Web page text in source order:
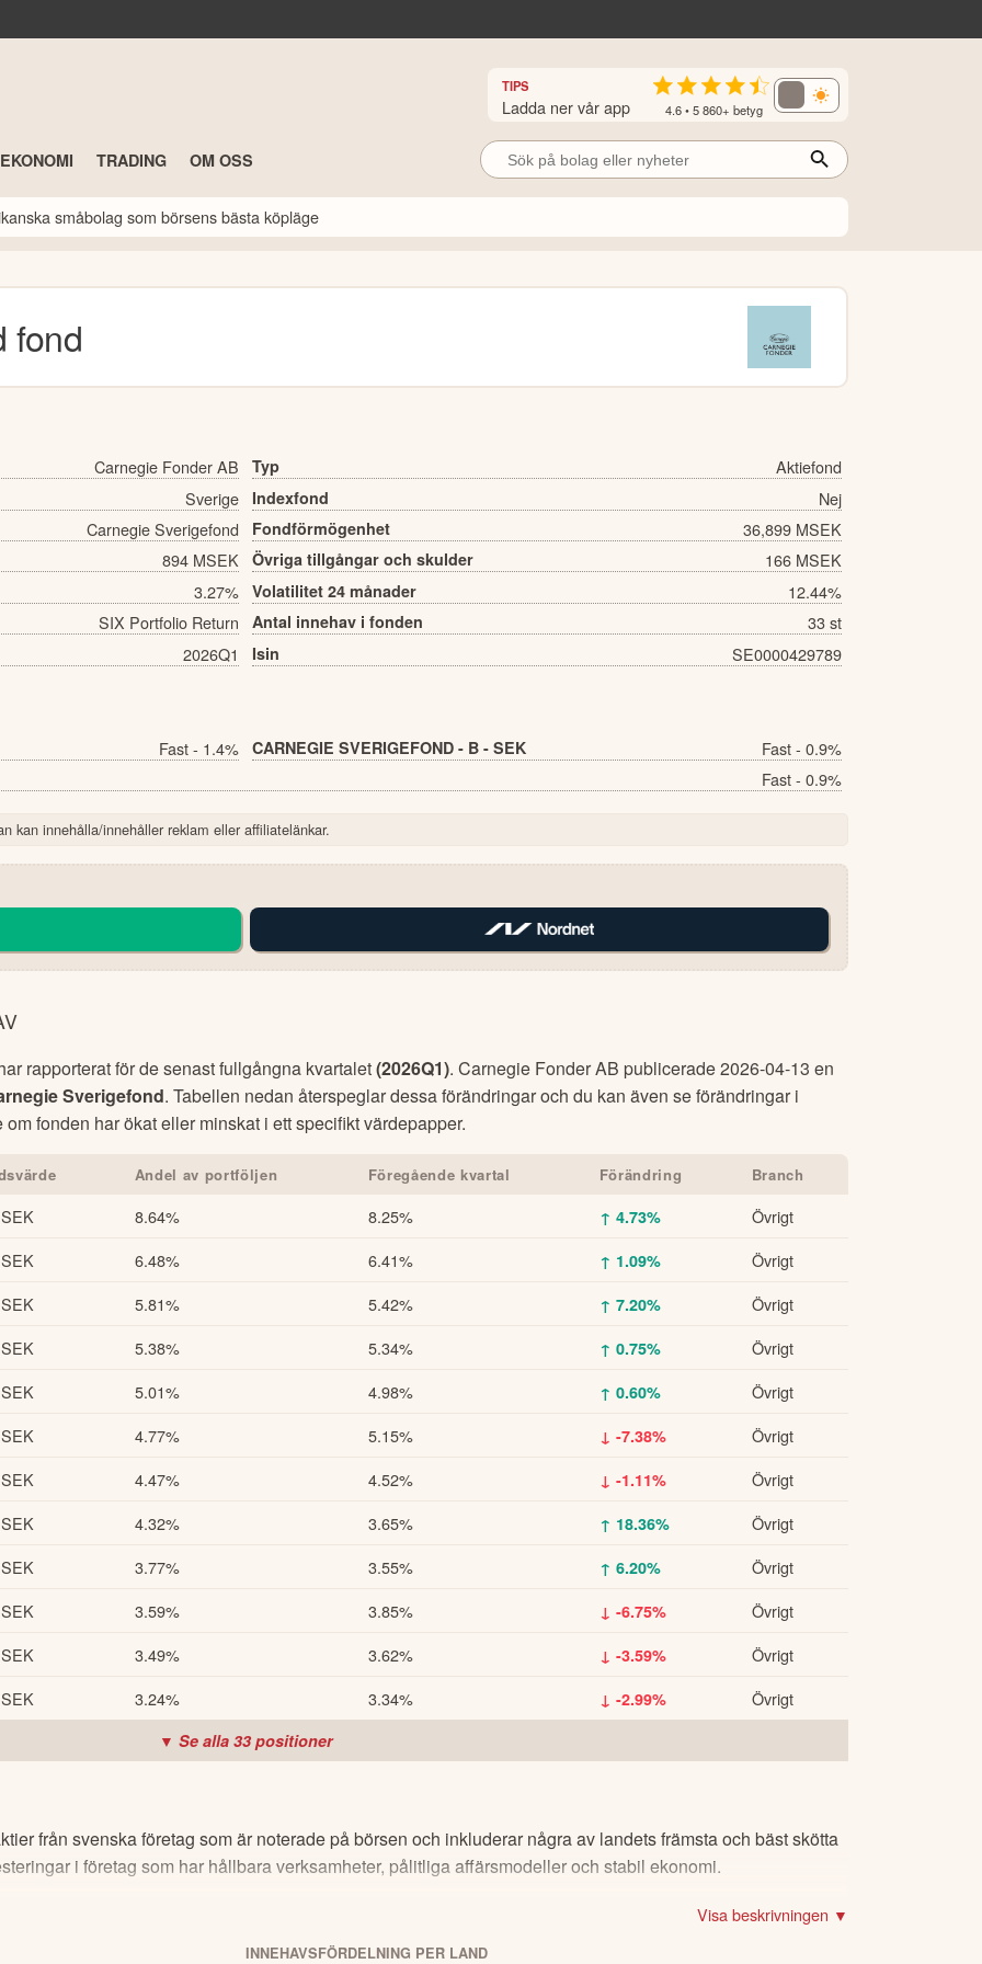
TIPS
Ladda ner vår app 4.6 • 5 860+ betyg
TRADING OM OSS
småbolag som börsens bästa köpläge
fond
Carnegie Fonder AB Typ
Aktiefond
Sverige
Indexfond
Nej
Carnegie Sverigefond
Fondförmögenhet
36,899 MSEK
894 MSEK
Övriga tillgångar och skulder
166 MSEK
3.27%
Volatilitet 24 månader
12.44%
SIX Portfolio Return
Antal innehav i fonden
33 st
2026Q1
Isin SE0000429789
Fast - 1.4% CARNEGIE SVERIGEFOND - B - SEK
Fast - 0.9%
Fast - 0.9%
kan innehålla/innehåller reklam eller affiliatelänkar.
rapporterat för de senast fullgångna kvartalet(2026Q1). Carnegie Fonder AB publicerade2026-04-13 en
Sverigefond. Tabellen nedan återspeglar dessa förändringar och du kan även se förändringar i
fonden har ökat eller minskat i ett specifikt värdepapper.
Andel av portföljen Föregående kvartal Förändring Branch
8.64% 8.25% ↑ 4.73%
Övrigt
6.48% 6.41% ↑ 1.09%
Övrigt
5.81% 5.42% ↑ 7.20%
Övrigt
5.38% 5.34% ↑ 0.75%
Övrigt
5.01% 4.98% ↑ 0.60%
Övrigt
4.77% 5.15% ↓ -7.38%
Övrigt
4.47% 4.52% ↓ -1.11%
Övrigt
4.32% 3.65% ↑ 18.36%
Övrigt
3.77% 3.55% ↑ 6.20%
Övrigt
3.59% 3.85% ↓ -6.75%
Övrigt
3.49% 3.62% ↓ -3.59%
Övrigt
3.24% 3.34% ↓ -2.99% Övrigt
▼ Se alla 33positioner
från svenska företag som är noterade på börsen och inkluderar några av landets främsta och bäst skötta
i företag som har hållbara verksamheter, pålitliga affärsmodeller och stabil ekonomi.
Visa beskrivningen ▼
INNEHAVSFÖRDELNING PER LAND